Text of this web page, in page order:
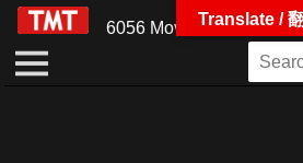
6056 MoviesTranslate /